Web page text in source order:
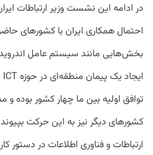
در ادامه این نشست وزیر ارتباطات
بخش‌هایی مانند سیستم عامل
توافق اولیه بین ما چهار کشور بوده
کشورهای دیگر نیز به این حرکت
ارتباطات و فناوری اطلاعات در دستور